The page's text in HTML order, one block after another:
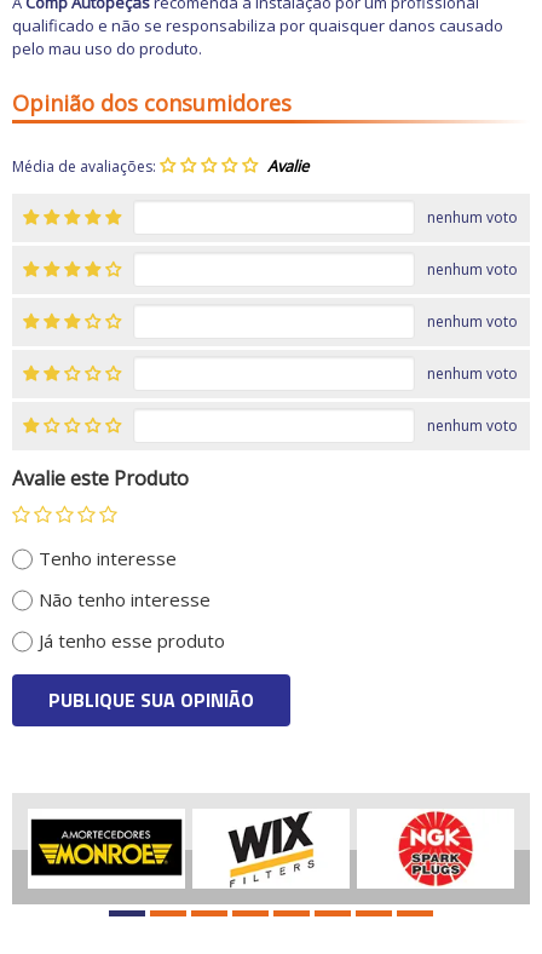
qualificado e não se responsabiliza por quaisquer danos causado
pelo mau uso do produto.
Opinião dos consumidores
Média de avaliações:
nenhum voto
nenhum voto
nenhum voto
nenhum voto
nenhum voto
Avalie este Produto
Tenho interesse
Não tenho interesse
Já tenho esse produto
PUBLIQUE SUA OPINIÃO